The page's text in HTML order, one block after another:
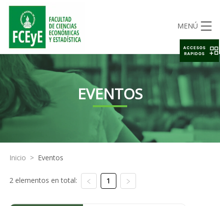
MENÚ
EVENTOS
Inicio > Eventos
2 elementos en total: 1
ACCESOS
RAPIDOS